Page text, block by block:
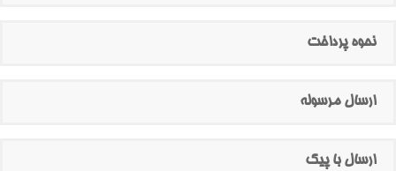
نحوه پرداخت
ارسال مرسوله
ارسال با پیک